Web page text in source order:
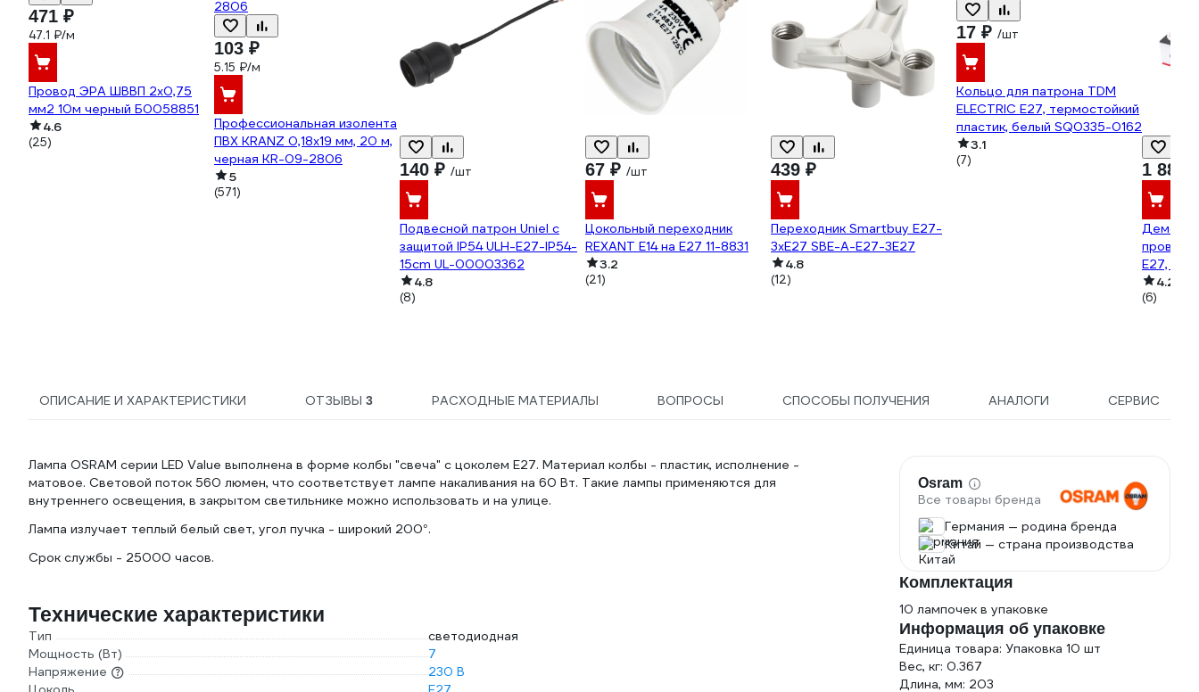
471 ₽
47.1 ₽/м
Провод ЭРА ШВВП 2x0,75
мм2 10м черный Б0058851
4.6
(25)
103 ₽
5.15 ₽/м
Профессиональная изолента
ПВХ KRANZ 0,18х19 мм, 20 м,
черная KR-09-2806
5
(571)
140 ₽ /шт
Подвесной патрон Uniel с
защитой IP54 ULH-E27-IP54-
15cm UL-00003362
4.8
(8)
67 ₽ /шт
Цокольный переходник
REXANT Е14 на Е27 11-8831
3.2
(21)
439 ₽
Переходник Smartbuy E27-
3xE27 SBE-A-E27-3E27
4.8
(12)
17 ₽ /шт
Кольцо для патрона TDM
ELECTRIC Е27, термостойкий
пластик, белый SQ0335-0162
3.1
(7) 1 889
Демо-
Е27,
4.2
(6)
ОПИСАНИЕ И ХАРАКТЕРИСТИКИ ОТЗЫВЫ 3 РАСХОДНЫЕ МАТЕРИАЛЫ ВОПРОСЫ СПОСОБЫ ПОЛУЧЕНИЯ АНАЛОГИ СЕРВИС
Лампа OSRAM серии LED Value выполнена в форме колбы "свеча" с цоколем E27. Материал колбы - пластик, исполнение -
матовое. Световой поток 560 люмен, что соответствует лампе накаливания на 60 Вт. Такие лампы применяются для
внутреннего освещения, в закрытом светильнике можно использовать и на улице.
Лампа излучает теплый белый свет, угол пучка - широкий 200°.
Срок службы - 25000 часов.
Технические характеристики
Тип
светодиодная
Мощность (Вт)
7
Напряжение
230 В
Osram
Все товары бренда
Германия — родина бренда
Китай — страна производства
Комплектация
10 лампочек в упаковке
Информация об упаковке
Единица товара: Упаковка 10 шт
Вес, кг: 0.367
Длина, мм: 203